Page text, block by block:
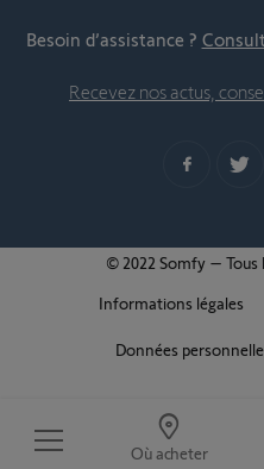
Où acheter
Besoin d’assistance ?
Recevez nos actus,
© 2022 Somfy – Tous
Informations légales
Données